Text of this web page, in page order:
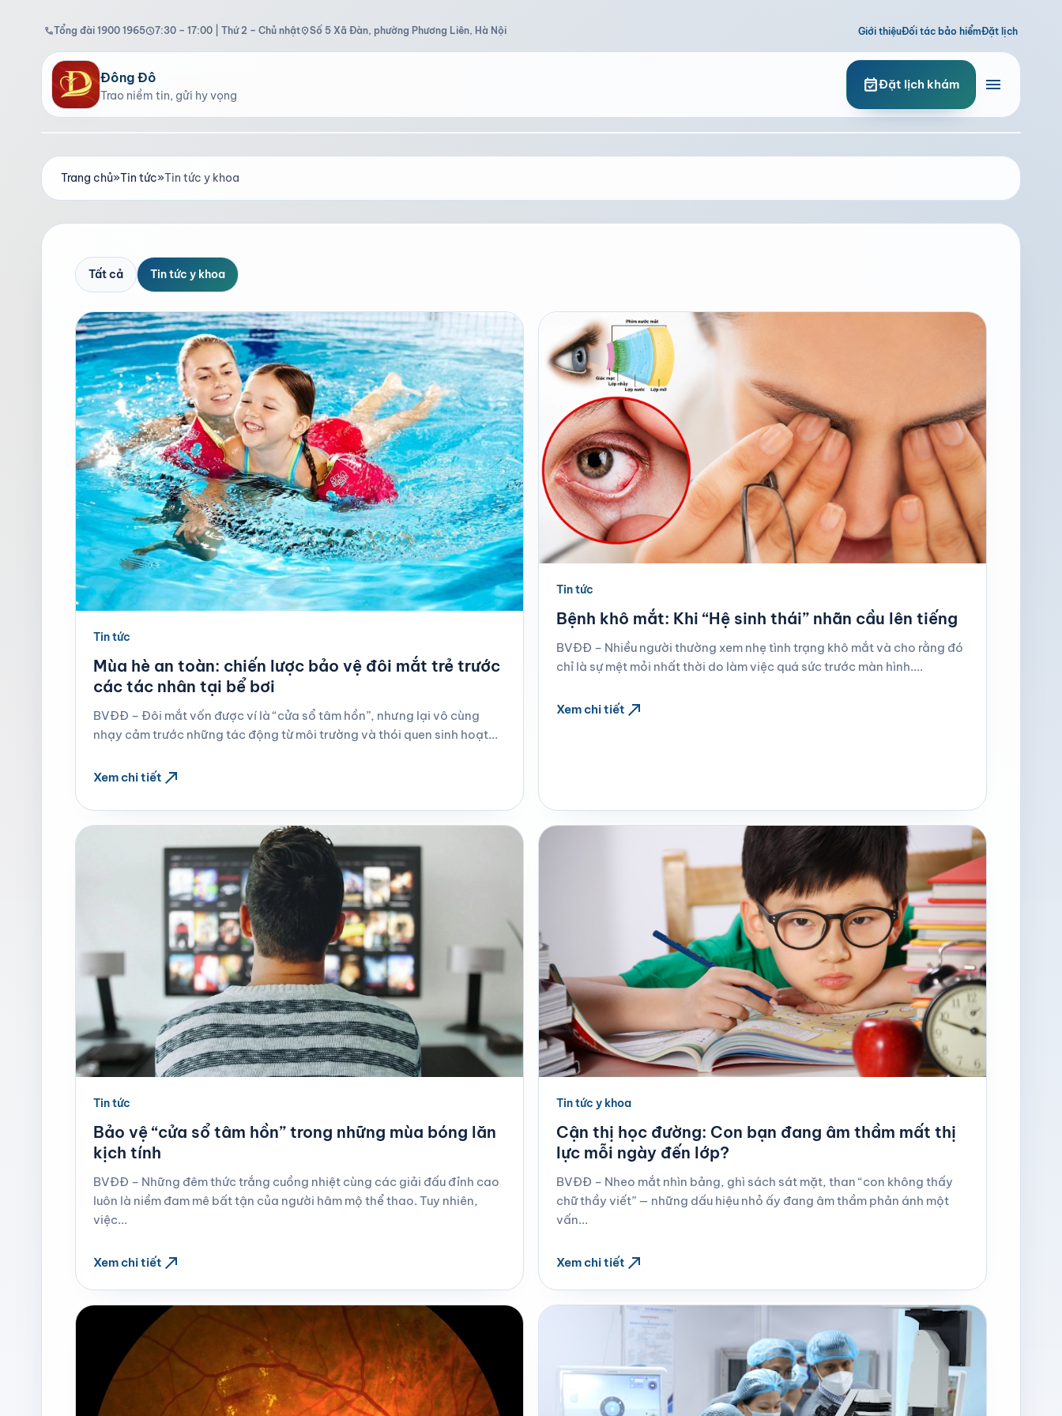
callTổng đài 1900 1965schedule7:30 – 17:00 | Thứ 2 – Chủ nhậtlocation_onSố 5 Xã Đàn, phường Phương Liên, Hà Nội Giới thiệuĐối tác bảo hiểmĐặt lịch
Đông Đô
Trao niềm tin, gửi hy vọng
event_availableĐặt lịch khám menu
Trang chủ»Tin tức»Tin tức y khoa
Tất cả Tin tức y khoa
Tin tức
Mùa hè an toàn: chiến lược bảo vệ đôi mắt trẻ trước
các tác nhân tại bể bơi
BVĐĐ – Đôi mắt vốn được ví là “cửa sổ tâm hồn”, nhưng lại vô cùng
nhạy cảm trước những tác động từ môi trường và thói quen sinh hoạt...
Xem chi tiết north_east
Tin tức
Bệnh khô mắt: Khi “Hệ sinh thái” nhãn cầu lên tiếng
BVĐĐ – Nhiều người thường xem nhẹ tình trạng khô mắt và cho rằng đó
chỉ là sự mệt mỏi nhất thời do làm việc quá sức trước màn hình....
Xem chi tiết north_east
Tin tức
Bảo vệ “cửa sổ tâm hồn” trong những mùa bóng lăn
kịch tính
BVĐĐ – Những đêm thức trắng cuồng nhiệt cùng các giải đấu đỉnh cao
luôn là niềm đam mê bất tận của người hâm mộ thể thao. Tuy nhiên,
việc...
Xem chi tiết north_east
Tin tức y khoa
Cận thị học đường: Con bạn đang âm thầm mất thị
lực mỗi ngày đến lớp?
BVĐĐ – Nheo mắt nhìn bảng, ghì sách sát mặt, than “con không thấy
chữ thầy viết” — những dấu hiệu nhỏ ấy đang âm thầm phản ánh một
vấn...
Xem chi tiết north_east